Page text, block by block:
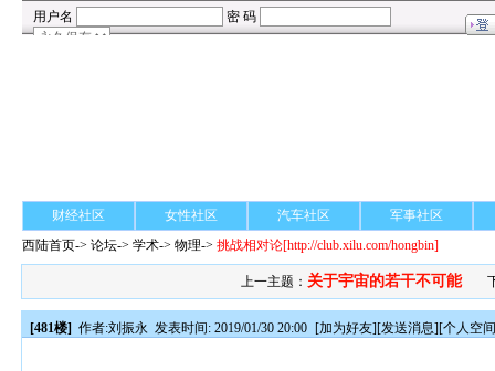
财经社区 女性社区 汽车社区
军事社区
西陆首页->论坛->学术-> 物理->挑战相对论[http://club.xilu.com/hongbin]
上一主题： 关于宇宙的若干不可能
[481楼] 作者:刘振永 发表时间: 2019/01/30 20:00 [加为好友][发送消息][个人空